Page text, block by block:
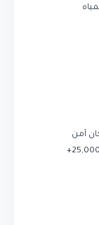
آمن
التكلفة: 25,000+